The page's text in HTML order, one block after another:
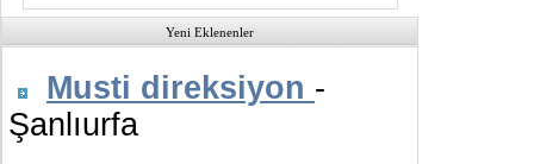
Yeni Eklenenler
Musti direksiyon -
Şanlıurfa